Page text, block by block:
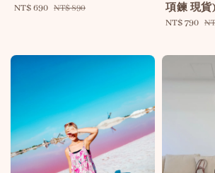
Sale
NT$ 690 Regular
NT$ 890
項鍊 現貨)
Sale
NT$ 790